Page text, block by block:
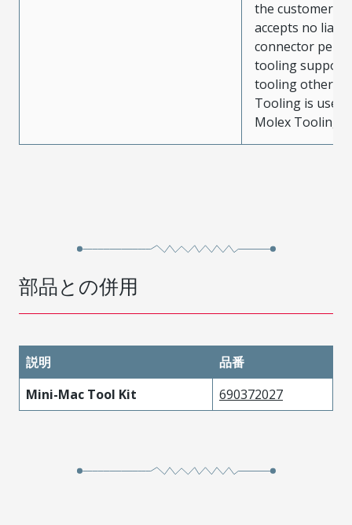
the customer.
accepts no
connector
tooling support
tooling other
Tooling is used
Molex Tooling
部品との併用
説明
品番
Mini-Mac Tool Kit
690372027